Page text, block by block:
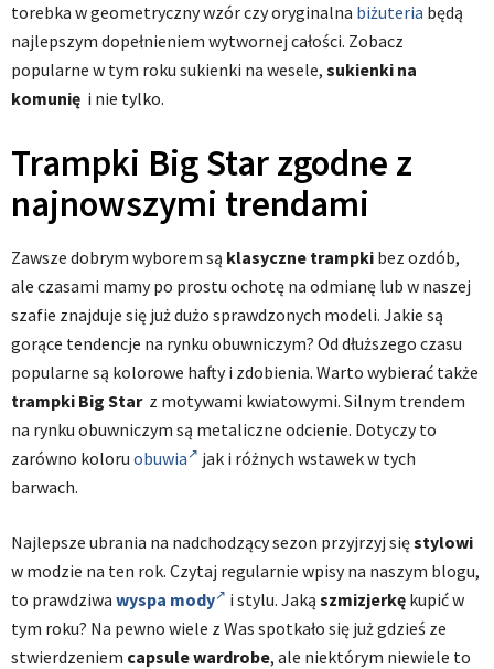
torebka w geometryczny wzór czy oryginalna biżuteria będą
najlepszym dopełnieniem wytwornej całości. Zobacz
popularne w tym roku sukienki na wesele, sukienki na
komunię i nie tylko.
Trampki Big Star zgodne z
najnowszymi trendami
Zawsze dobrym wyborem są klasyczne trampki bez ozdób,
ale czasami mamy po prostu ochotę na odmianę lub w naszej
szafie znajduje się już dużo sprawdzonych modeli. Jakie są
gorące tendencje na rynku obuwniczym? Od dłuższego czasu
popularne są kolorowe hafty i zdobienia. Warto wybierać także
trampki Big Star z motywami kwiatowymi. Silnym trendem
na rynku obuwniczym są metaliczne odcienie. Dotyczy to
zarówno koloru obuwia
jak i różnych wstawek w tych
barwach.
Najlepsze ubrania na nadchodzący sezon przyjrzyj sięstylowi
w modzie na ten rok. Czytaj regularnie wpisy na naszym blogu,
to prawdziwa wyspa mody i stylu. Jaką szmizjerkę kupić w
tym roku? Na pewno wiele z Was spotkało się już gdzieś ze
stwierdzeniem capsule wardrobe, ale niektórym niewiele to